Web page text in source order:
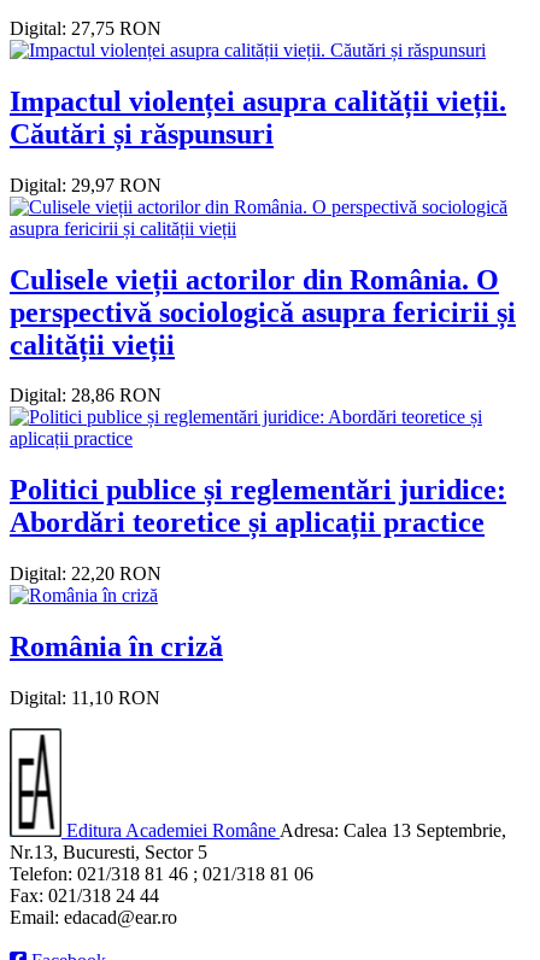
Digital: 27,75 RON
Impactul violenței asupra calității vieții.
Căutări și răspunsuri
Digital: 29,97 RON
Culisele vieții actorilor din România. O
perspectivă sociologică asupra fericirii și
calității vieții
Digital: 28,86 RON
Politici publice și reglementări juridice:
Abordări teoretice și aplicații practice
Digital: 22,20 RON
România în criză
Digital: 11,10 RON
Editura Academiei Române Adresa: Calea 13 Septembrie,
Nr.13, Bucuresti, Sector 5
Telefon: 021/318 81 46 ; 021/318 81 06
Fax: 021/318 24 44
Email: edacad@ear.ro